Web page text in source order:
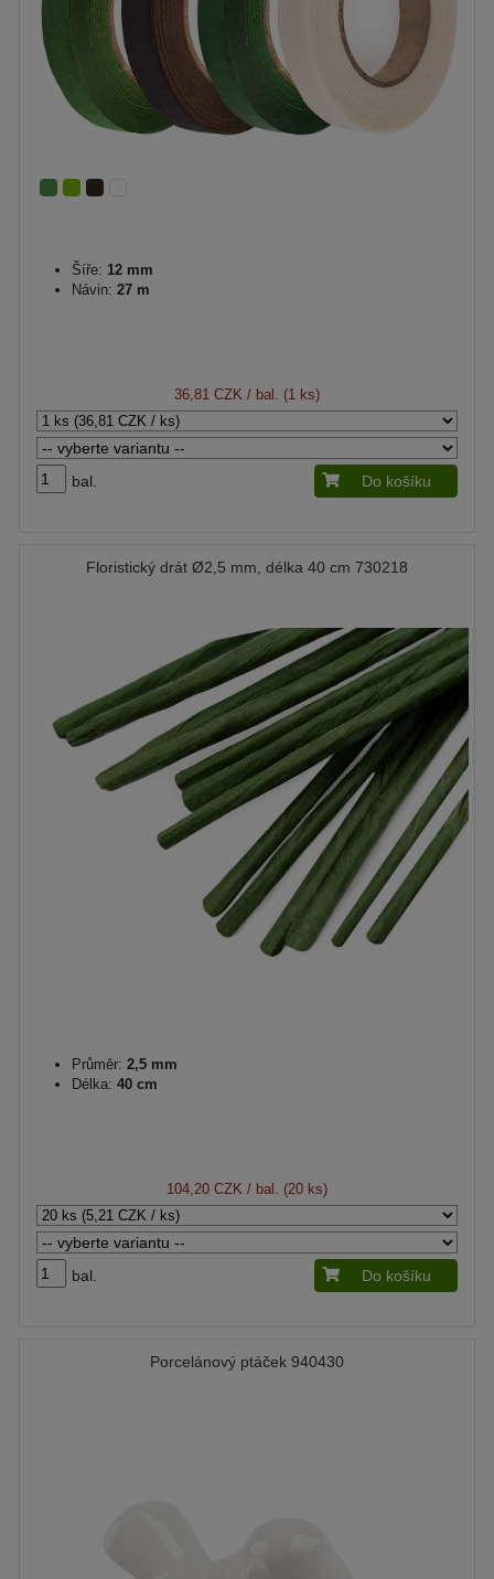
Šíře: 12 mm
Návin: 27 m
36,81 CZK / bal. (1 ks)
bal. Do košíku
Floristický drát Ø2,5 mm, délka 40 cm 730218
Průměr: 2,5 mm
Délka: 40 cm
104,20 CZK / bal. (20 ks)
bal. Do košíku
Porcelánový ptáček 940430